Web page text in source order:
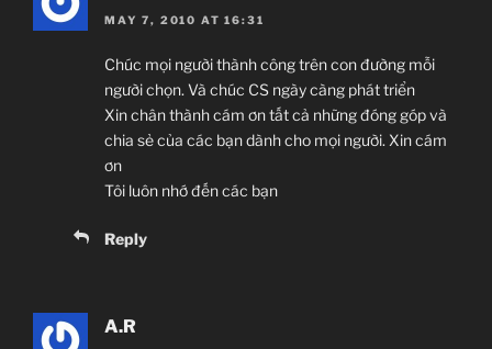
MAY 7, 2010 AT 16:31
Chúc mọi người thành công trên con đường mỗi
người chọn. Và chúc CS ngày càng phát triển
Xin chân thành cám ơn tất cả những đóng góp và
chia sẻ của các bạn dành cho mọi người. Xin cám
ơn
Tôi luôn nhớ đến các bạn
Reply
A.R